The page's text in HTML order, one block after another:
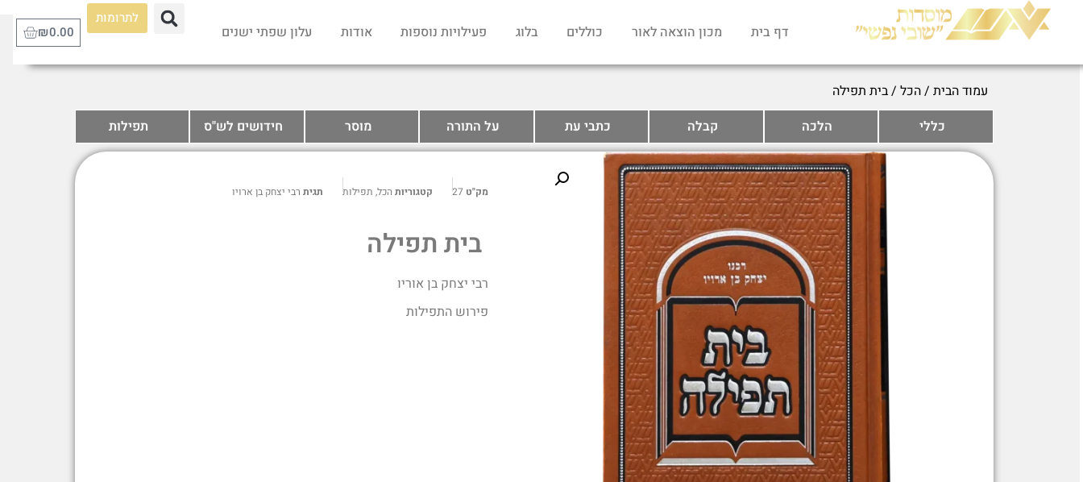
₪0.00 דף בית מכון הוצאה לאור כוללים בלוג פעילויות נוספות אודות עלון שפתי ישנים
לתרומות
עמוד הבית /הכל / בית תפילה
כללי
הלכה קבלה כתבי עת על התורה מוסר חידושים לש"ס תפילות
מק"ט 27 קטגוריות הכל, תפילות תגית רבי יצחק בן ארויו
בית תפילה
רבי יצחק בן אוריו
פירוש התפילות